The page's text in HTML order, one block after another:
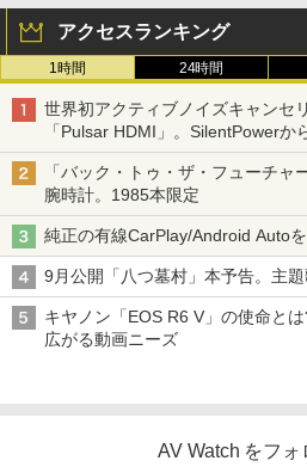
アクセスランキング
1時間 24時間
世界初アクティブノイズキャンセ
「Pulsar HDMI」。SilentPowerか
「バック・トゥ・ザ・フューチャ
腕時計。1985本限定
純正の有線CarPlay/Android Auto
9月公開「八つ墓村」本予告。主
キヤノン「EOS R6 V」の使命と
広がる動画ニーズ
AV Watch をフォ